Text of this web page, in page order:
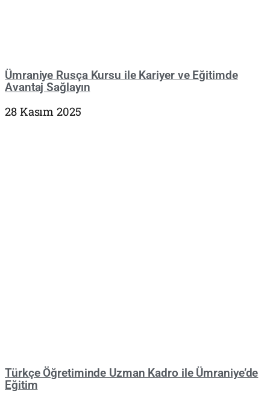
Ümraniye Rusça Kursu ile Kariyer ve Eğitimde
Avantaj Sağlayın
28 Kasım 2025
Türkçe Öğretiminde Uzman Kadro ile Ümraniye’de
Eğitim